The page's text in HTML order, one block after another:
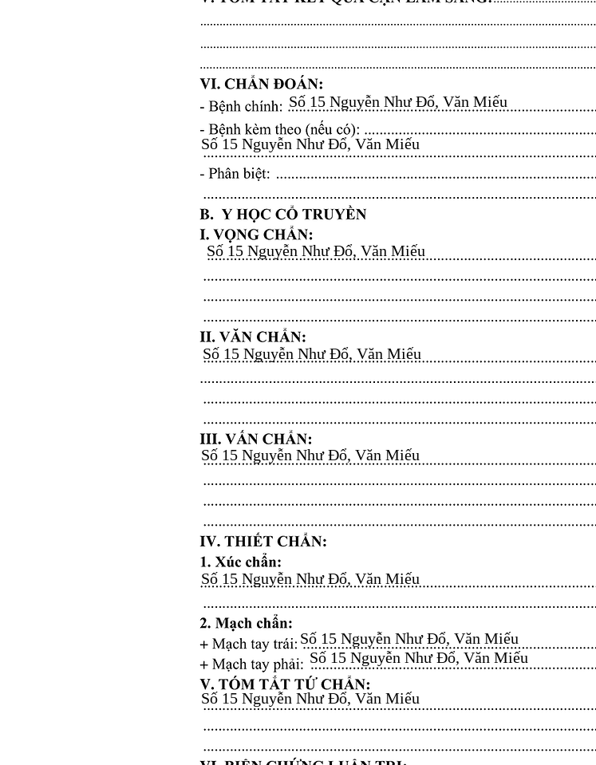
Số 15 Nguyễn Như Đổ, Văn Miếu​​​​
Số 15 Nguyễn Như Đổ, Văn Miếu​​​​
Số 15 Nguyễn Như Đổ, Văn Miếu​​​​
Số 15 Nguyễn Như Đổ, Văn Miếu​​​​
Số 15 Nguyễn Như Đổ, Văn Miếu​​​​
Số 15 Nguyễn Như Đổ, Văn Miếu​​​​
Số 15 Nguyễn Như Đổ, Văn Miếu​​​​
Số 15 Nguyễn Như Đổ, Văn Miếu​​​​
Số 15 Nguyễn Như Đổ, Văn Miếu​​​​